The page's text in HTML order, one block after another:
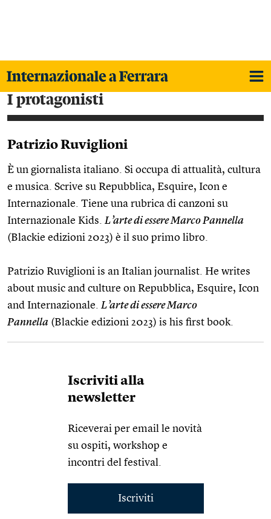
i protagonisti
Patrizio Ruviglioni
È un giornalista italiano. Si occupa di attualità, cultura
e musica. Scrive su Repubblica, Esquire, Icon e
Internazionale. Tiene una rubrica di canzoni su
Internazionale Kids. L’arte di essere Marco Pannella
(Blackie edizioni 2023) è il suo primo libro.
Patrizio Ruviglioni is an Italian journalist. He writes
about music and culture on Repubblica, Esquire, Icon
and Internazionale. L’arte di essere Marco
Pannella (Blackie edizioni 2023) is his first book.
Iscriviti alla
newsletter
Riceverai per email le novità
su ospiti, workshop e
incontri del festival.
Iscriviti